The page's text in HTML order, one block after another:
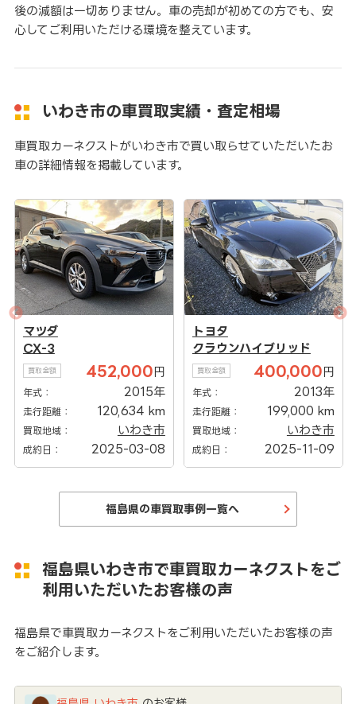
後の減額は一切ありません。車の売却が初めての方でも、安
心してご利用いただける環境を整えています。
いわき市の車買取実績・査定相場
車買取カーネクストがいわき市で買い取らせていただいたお
車の詳細情報を掲載しています。
マツダ
CX-3
買取金額 452,000 円
年式： 2015年
走行距離： 120,634 km
買取地域： いわき市
成約日： 2025-03-08
トヨタ
クラウンハイブリッド
買取金額 400,000 円
年式： 2013年
走行距離： 199,000 km
買取地域： いわき市
成約日： 2025-11-09
福島県の車買取事例一覧へ
福島県いわき市で車買取カーネクストをご
利用いただいたお客様の声
福島県で車買取カーネクストをご利用いただいたお客様の声
をご紹介します。